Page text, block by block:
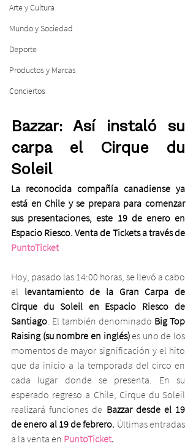
Arte y Cultura
Mundo y Sociedad
Deporte
Productos y Marcas
Conciertos
Bazzar: Así instaló su
carpa el Cirque du
Soleil
La reconocida compañía canadiense ya
está en Chile y se prepara para comenzar
sus presentaciones, este 19 de enero en
PuntoTicket
Hoy, pasado las 14:00 horas, se llevó a cabo
el levantamiento de la Gran Carpa de
Cirque du Soleil en Espacio Riesco de
Santiago. El también denominado Big Top
Raising (su nombre en inglés) es uno de los
momentos de mayor significación y el hito
que da inicio a la temporada del circo en
cada lugar donde se presenta. En su
esperado regreso a Chile, Cirque du Soleil
realizará funciones de Bazzar desde el 19
de enero al 19 de febrero. Últimas entradas
a la venta en PuntoTicket.